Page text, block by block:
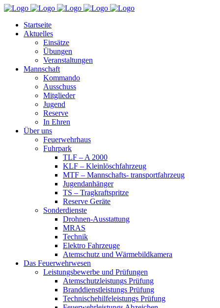
Startseite
Aktuelles
Einsätze
Übungen
Veranstaltungen
Mannschaft
Kommando
Ausschuss
Mitglieder
Jugend
Reserve
In Ehren
Über uns
Feuerwehrhaus
Fuhrpark
TLF – A 2000
KLF – Kleinlöschfahrzeug
MTF – Mannschafts- transportfahrzeug
Jugendanhänger
TS – Tragkraftspritze
Reserve Geräte
Sonderdienste
Drohnen-Ausstattung
MRAS
Technik
Elektro Fahrzeuge
Atemschutz und Wärmebildkamera
Das Feuerwehrwesen
Leistungsbewerbe und Prüfungen
Atemschutzleistungs Prüfung
Branddienstleistungs Prüfung
Technischehilfeleistungs Prüfung